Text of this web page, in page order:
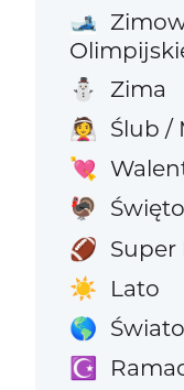
🎿
⛄ Zima
👰 Ślub /
💘
🦃
🏈 Super
☀️ Lato
🌎
☪️